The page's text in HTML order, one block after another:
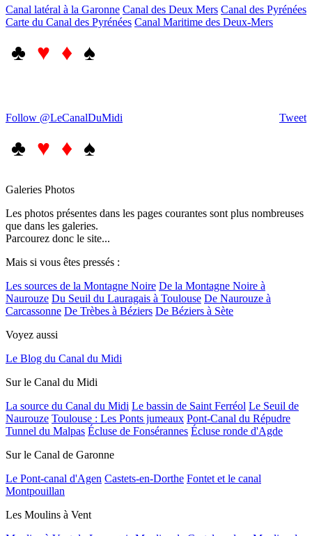
Canal latéral à la Garonne Canal des Deux Mers Canal des Pyrénées
Carte du Canal des Pyrénées Canal Maritime des Deux-Mers
♣ ♥ ♦ ♠
Tweet
Follow @LeCanalDuMidi
♣ ♥ ♦ ♠
Galeries Photos
Les photos présentes dans les pages courantes sont plus nombreuses
que dans les galeries.
Parcourez donc le site...
Mais si vous êtes pressés :
Les sources de la Montagne Noire De la Montagne Noire à
Naurouze Du Seuil du Lauragais à Toulouse De Naurouze à
Carcassonne De Trèbes à Béziers De Béziers à Sète
Voyez aussi
Le Blog du Canal du Midi
Sur le Canal du Midi
La source du Canal du Midi Le bassin de Saint Ferréol Le Seuil de
Naurouze Toulouse : Les Ponts jumeaux Pont-Canal du Répudre
Tunnel du Malpas Écluse de Fonsérannes Écluse ronde d'Agde
Sur le Canal de Garonne
Le Pont-canal d'Agen Castets-en-Dorthe Fontet et le canal
Montpouillan
Les Moulins à Vent